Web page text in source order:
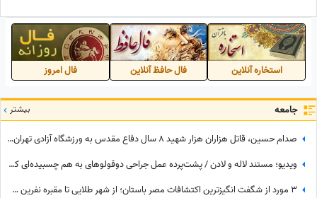
نکردند!
استخاره آنلاین فال حافظ آنلاین فال امروز
جامعه بیشتر
صدام حسین، قاتل هزاران هزار شهید 8 سال دفاع مقدس به ورزشگاه آزادی تهران آمد!/ یه جو عقل هم چیز خوبیه که بعضیا ندارن!+ عکس
ویدیو؛ مستند لاله و لادن / پشت‌پرده عمل جراحی دوقولوهای به هم چسبیده‌ای که هرگز همدیگر را ندیدند!
3 مورد از شگفت انگیزترین اکتشافات مصر باستان؛ از شهر طلایی تا مقبره نفرین‌ شده